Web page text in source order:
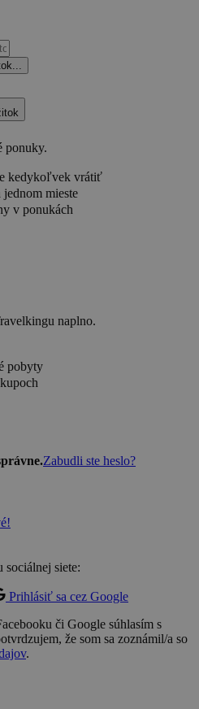
ponuky.
kedykoľvek vrátiť
mieste
v ponukách
naplno.
pobyty
Zabudli ste heslo?
sociálnej siete:
Prihlásiť sa cez Google
či Google súhlasím s
že som sa zoznámil/a so
.